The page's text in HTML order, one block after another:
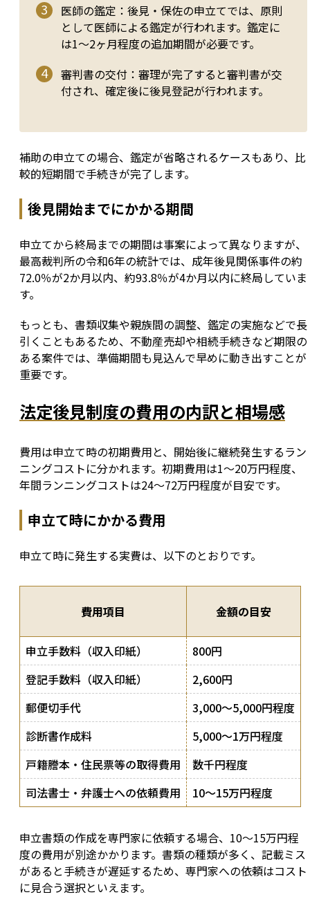
医師の鑑定：後見・保佐の申立てでは、原則
として医師による鑑定が行われます。鑑定に
は1〜2ヶ月程度の追加期間が必要です。
審判書の交付：審理が完了すると審判書が交
付され、確定後に後見登記が行われます。
補助の申立ての場合、鑑定が省略されるケースもあり、比
較的短期間で手続きが完了します。
後見開始までにかかる期間
申立てから終局までの期間は事案によって異なりますが、
最高裁判所の令和6年の統計では、成年後見関係事件の約
72.0％が2か月以内、約93.8％が4か月以内に終局していま
す。
もっとも、書類収集や親族間の調整、鑑定の実施などで長
引くこともあるため、不動産売却や相続手続きなど期限の
ある案件では、準備期間も見込んで早めに動き出すことが
重要です。
法定後見制度の費用の内訳と相場感
費用は申立て時の初期費用と、開始後に継続発生するラン
ニングコストに分かれます。初期費用は1〜20万円程度、
年間ランニングコストは24〜72万円程度が目安です。
申立て時にかかる費用
申立て時に発生する実費は、以下のとおりです。
費用項目 金額の目安
申立手数料（収入印紙）
800円
登記手数料（収入印紙）
2,600円
郵便切手代
3,000〜5,000円程度
診断書作成料
5,000〜1万円程度
戸籍謄本・住民票等の取得費用
数千円程度
司法書士・弁護士への依頼費用
10〜15万円程度
申立書類の作成を専門家に依頼する場合、10〜15万円程
度の費用が別途かかります。書類の種類が多く、記載ミス
があると手続きが遅延するため、専門家への依頼はコスト
に見合う選択といえます。